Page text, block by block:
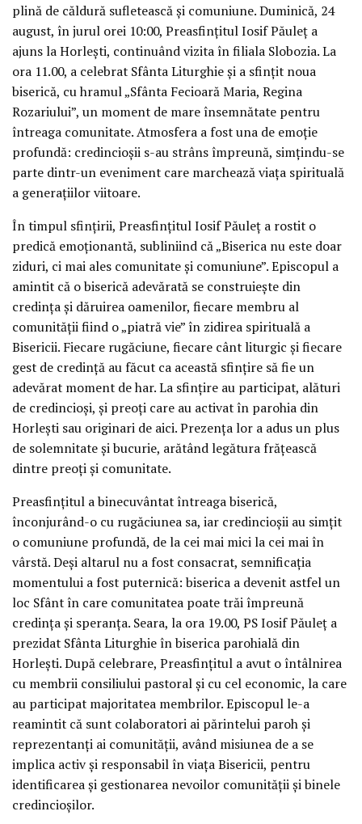
plină de căldură sufletească și comuniune. Duminică, 24
august, în jurul orei 10:00, Preasfințitul Iosif Păuleț a
ajuns la Horlești, continuând vizita în filiala Slobozia. La
ora 11.00, a celebrat Sfânta Liturghie și a sfințit noua
biserică, cu hramul „Sfânta Fecioară Maria, Regina
Rozariului”, un moment de mare însemnătate pentru
întreaga comunitate. Atmosfera a fost una de emoție
profundă: credincioșii s-au strâns împreună, simțindu-se
parte dintr-un eveniment care marchează viața spirituală
a generațiilor viitoare.
În timpul sfințirii, Preasfințitul Iosif Păuleț a rostit o
predică emoționantă, subliniind că „Biserica nu este doar
ziduri, ci mai ales comunitate și comuniune”. Episcopul a
amintit că o biserică adevărată se construiește din
credința și dăruirea oamenilor, fiecare membru al
comunității fiind o „piatră vie” în zidirea spirituală a
Bisericii. Fiecare rugăciune, fiecare cânt liturgic și fiecare
gest de credință au făcut ca această sfințire să fie un
adevărat moment de har. La sfințire au participat, alături
de credincioși, și preoți care au activat în parohia din
Horlești sau originari de aici. Prezența lor a adus un plus
de solemnitate și bucurie, arătând legătura frățească
dintre preoți și comunitate.
Preasfințitul a binecuvântat întreaga biserică,
înconjurând-o cu rugăciunea sa, iar credincioșii au simțit
o comuniune profundă, de la cei mai mici la cei mai în
vârstă. Deși altarul nu a fost consacrat, semnificația
momentului a fost puternică: biserica a devenit astfel un
loc Sfânt în care comunitatea poate trăi împreună
credința și speranța. Seara, la ora 19.00, PS Iosif Păuleț a
prezidat Sfânta Liturghie în biserica parohială din
Horlești. După celebrare, Preasfințitul a avut o întâlnirea
cu membrii consiliului pastoral și cu cel economic, la care
au participat majoritatea membrilor. Episcopul le-a
reamintit că sunt colaboratori ai părintelui paroh și
reprezentanți ai comunității, având misiunea de a se
implica activ și responsabil în viața Bisericii, pentru
identificarea și gestionarea nevoilor comunității și binele
credincioșilor.